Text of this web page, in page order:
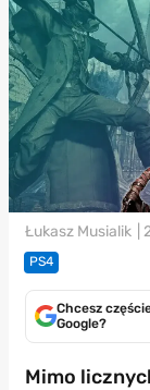
Łukasz Musialik |
PS4
Chcesz
Google?
Mimo